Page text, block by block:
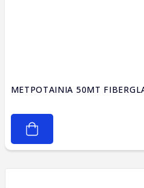
ΜΕΤΡΟΤΑΙΝΙΑ 50ΜΤ